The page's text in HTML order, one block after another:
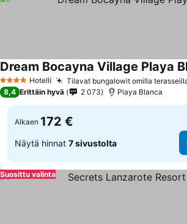
4 Tähtiluokitus
Hotelli Tilavat bungalowit omilla
Dream Bocayna Village Playa
8,4 Erittäin hyvä 2 073 Playa Blanca
Alkaen 172 €
Näytä hinnat 7 sivustolta
Suosittu valinta